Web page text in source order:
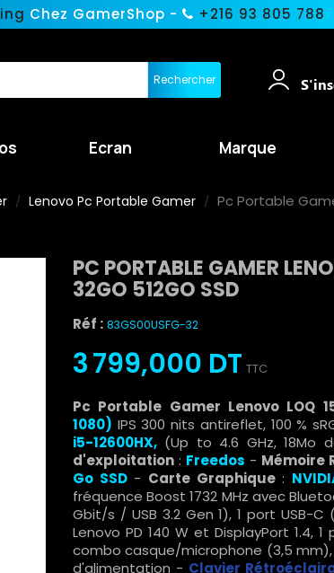
Chez GamerShop - +216 93 805 788
Rechercher
Ecran Marque
Lenovo Pc Portable Gamer
Pc Portable
PC PORTABLE GAMER
32GO 512GO SSD
Réf : 83GS00USFG-32
3 799,000 DT TTC
Pc Portable Gamer Lenovo LOQ
1080) IPS 300 nits antireflet, 100 %
i5-12600HX, (Up to 4.6 GHz, 18Mo
d'exploitation : Freedos - Mémoire
Go SSD- Carte Graphique:
fréquence Boost 1732 MHz avec
Gbit/s / USB 3.2 Gen 1), 1 port USB-
Lenovo PD 140 W et DisplayPort 1.4, 1
combo casque/microphone (3,5
d'alimentation - Clavier